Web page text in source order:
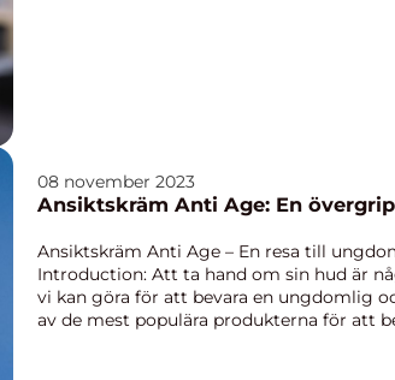
08 november 2023
Ansiktskräm Anti Age: En
Ansiktskräm Anti Age – En resa till
Introduction: Att ta hand om sin hud är
vi kan göra för att bevara en ungdomlig
av de mest populära produkterna för att